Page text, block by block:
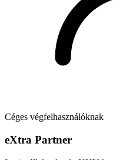
Céges végfelhasználóknak
eXtra Partner